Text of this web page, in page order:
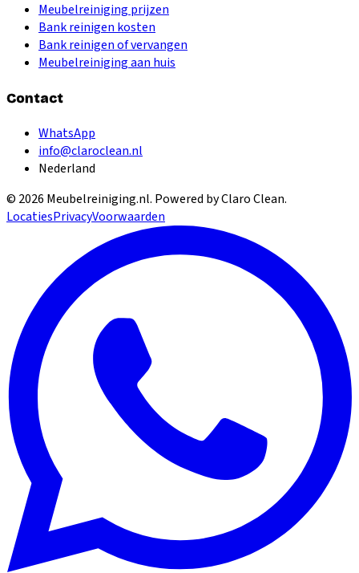
Meubelreiniging prijzen
Bank reinigen kosten
Bank reinigen of vervangen
Meubelreiniging aan huis
Contact
WhatsApp
info@claroclean.nl
Nederland
© 2026 Meubelreiniging.nl. Powered by Claro Clean.
LocatiesPrivacyVoorwaarden